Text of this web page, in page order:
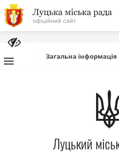
На
головну
Про
Міська
Міська
Загальна інформація
Луцький